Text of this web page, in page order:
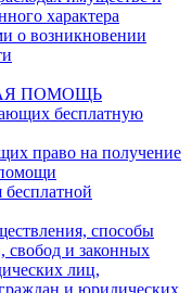
характера
о возникновении
ПОМОЩЬ
бесплатную
право на получение
бесплатной
способы
свобод и законных
лиц,